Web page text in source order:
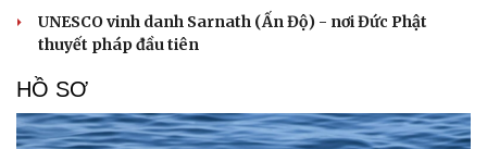
UNESCO vinh danh Sarnath (Ấn Độ) - nơi Đức Phật
thuyết pháp đầu tiên
HỒ SƠ